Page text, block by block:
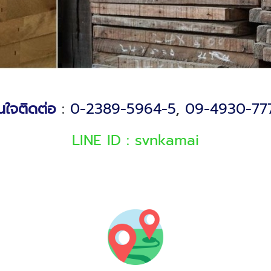
ใจติดต่อ : 0-2389-5964-5, 09-4930-
LINE ID : svnkamai